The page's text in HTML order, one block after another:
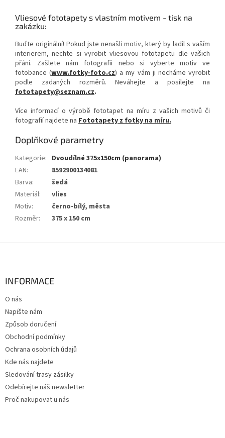
Vliesové fototapety s vlastním motivem - tisk na
zakázku:
Buďte originální! Pokud jste nenašli motiv, který by ladil s vaším
interierem, nechte si vyrobit vliesovou fototapetu dle vašich
přání. Zašlete nám fotografii nebo si vyberte motiv ve
fotobance (www.fotky-foto.cz) a my vám ji necháme vyrobit
podle zadaných rozměrů. Neváhejte a posílejte na
fototapety@seznam.cz.
Více informací o výrobě fototapet na míru z vašich motivů či
fotografií najdete na Fototapety z fotky na míru.
Doplňkové parametry
Kategorie: Dvoudílné 375x150cm (panorama)
EAN:
8592900134081
Barva:
šedá
Materiál:
vlies
Motiv:
černo-bílý, města
Rozměr: 375 x 150 cm
INFORMACE
O nás
Napište nám
Způsob doručení
Obchodní podmínky
Ochrana osobních údajů
Kde nás najdete
Sledování trasy zásilky
Odebírejte náš newsletter
Proč nakupovat u nás